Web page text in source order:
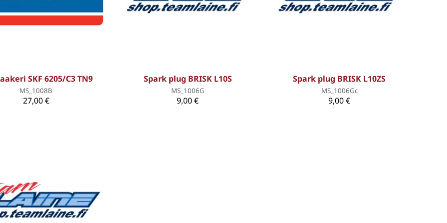
SKF 6205/C3 TN9
MS_1008B
27,00 €
Spark plug BRISK L10S
MS_1006G
9,00 €
Spark plug BRISK L10ZS
MS_1006Gc
9,00 €